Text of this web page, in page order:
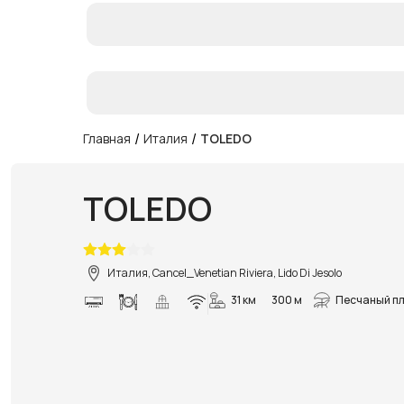
Главная / Италия / TOLEDO
TOLEDO
Италия, Cancel_Venetian Riviera, Lido Di Jesolo
31 км
300 м Песчаный